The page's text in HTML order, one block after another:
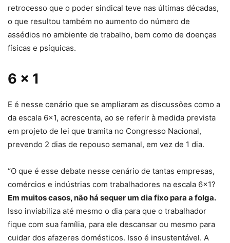
retrocesso que o poder sindical teve nas últimas décadas,
o que resultou também no aumento do número de
assédios no ambiente de trabalho, bem como de doenças
físicas e psíquicas.
6 × 1
E é nesse cenário que se ampliaram as discussões como a
da escala 6×1, acrescenta, ao se referir à medida prevista
em projeto de lei que tramita no Congresso Nacional,
prevendo 2 dias de repouso semanal, em vez de 1 dia.
“O que é esse debate nesse cenário de tantas empresas,
comércios e indústrias com trabalhadores na escala 6×1?
Em muitos casos, não há sequer um dia fixo para a folga.
Isso inviabiliza até mesmo o dia para que o trabalhador
fique com sua família, para ele descansar ou mesmo para
cuidar dos afazeres domésticos. Isso é insustentável. A